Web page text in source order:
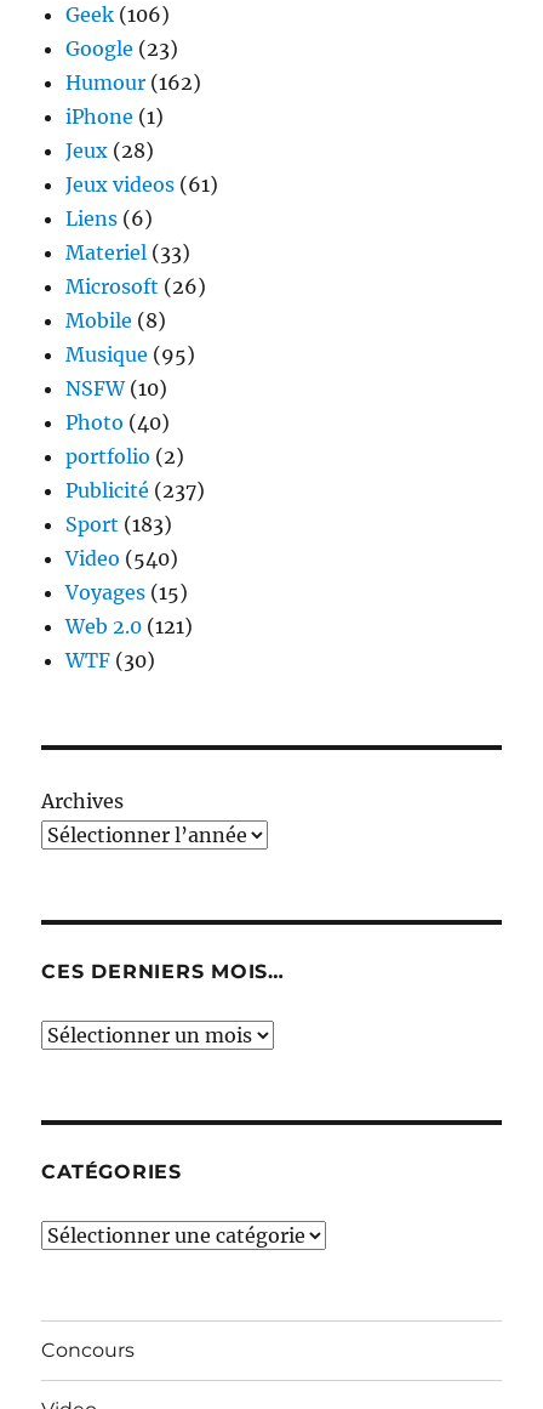
Geek (106)
Google (23)
Humour (162)
iPhone (1)
Jeux (28)
Jeux videos (61)
Liens (6)
Materiel (33)
Microsoft (26)
Mobile (8)
Musique (95)
NSFW(10)
Photo (40)
portfolio (2)
Publicité (237)
Sport (183)
Video (540)
Voyages (15)
Web 2.0 (121)
WTF (30)
Archives
CES DERNIERS MOIS…
Ces
CATÉGORIES
Catégories
Concours